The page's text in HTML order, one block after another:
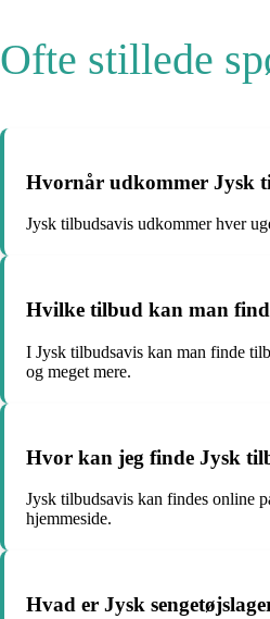
Ofte stillede
Hvornår udkommer Jysk
Jysk tilbudsavis udkommer hver
Hvilke tilbud kan man
I Jysk tilbudsavis kan man finde
og meget mere.
Hvor kan jeg finde Jysk
Jysk tilbudsavis kan findes online
hjemmeside.
Hvad er Jysk